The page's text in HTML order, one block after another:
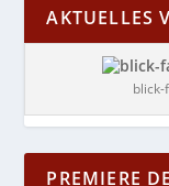
AKTUELLES
blick-
PREMIERE